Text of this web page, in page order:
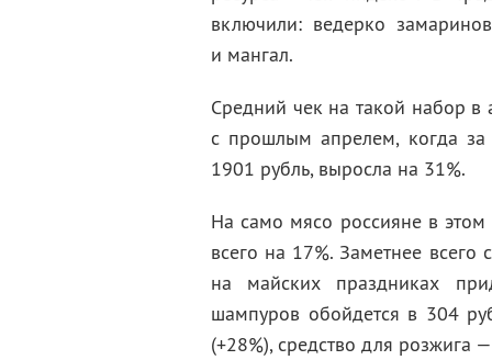
включили: ведерко
и мангал.
Средний чек на такой набор в
с прошлым апрелем, когда за
1901 рубль, выросла на 31%.
На само мясо россияне в
всего на 17%. Заметнее всего
на майских праздниках
шампуров обойдется в 304
(+28%), средство для розжига